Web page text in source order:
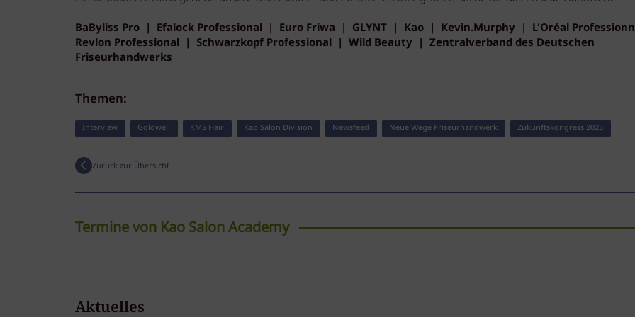
BaByliss Pro | Efalock Professional | Euro Friwa | GLYNT | Kao | Kevin.Murphy | L'Oréal
Revlon Professional | Schwarzkopf Professional | Wild Beauty | Zentralverband des Deutschen
Friseurhandwerks
Themen:
Interview Goldwell KMS Hair Kao Salon Division Newsfeed Neue Wege Friseurhandwerk Zukunftskongress 2025
Zurück zur Übersicht
Termine von Kao Salon Academy
Neu!
Aktuelles